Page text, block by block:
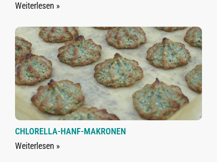
Weiterlesen »
CHLORELLA-HANF-MAKRONEN
Weiterlesen »